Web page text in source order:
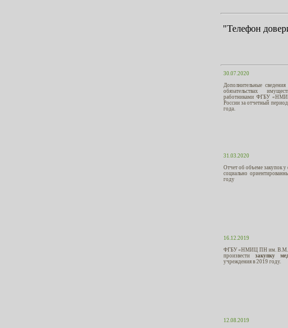
"Телефон
30.07.2020
Дополнительные
обязательствах
работниками ФГБУ
России за отчетный
года.
31.03.2020
Отчет об объеме закупок у
социально
году
16.12.2019
ФГБУ «НМИЦ ПН им. В.М.
произвести закупку
учреждения в 2019 году.
12.08.2019